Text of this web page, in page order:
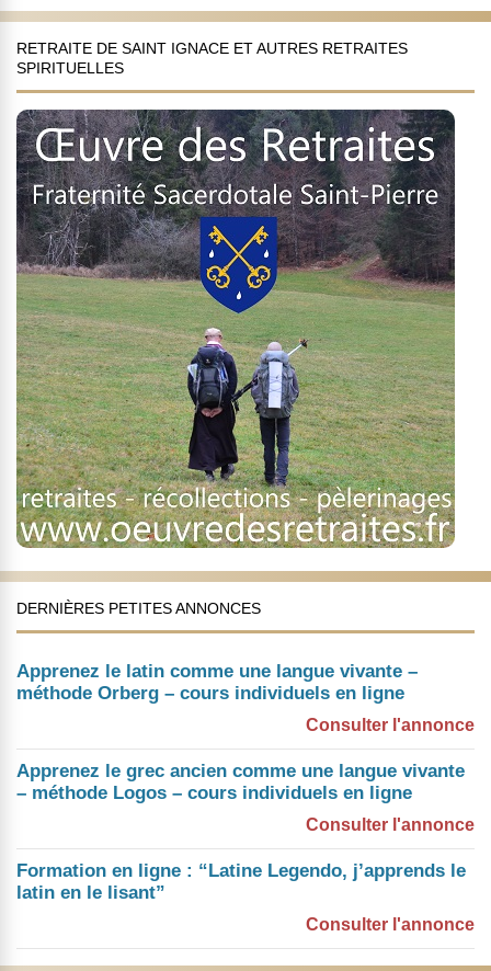
RETRAITE DE SAINT IGNACE ET AUTRES RETRAITES
SPIRITUELLES
DERNIÈRES PETITES ANNONCES
Apprenez le latin comme une langue vivante –
méthode Orberg – cours individuels en ligne
Consulter l'annonce
Apprenez le grec ancien comme une langue vivante
– méthode Logos – cours individuels en ligne
Consulter l'annonce
Formation en ligne : “Latine Legendo, j’apprends le
latin en le lisant”
Consulter l'annonce